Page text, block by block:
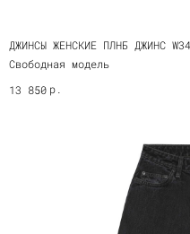
ДЖИНСЫ ЖЕНСКИЕ ПЛНБ ДЖИНС
Свободная модель
13 850 р.